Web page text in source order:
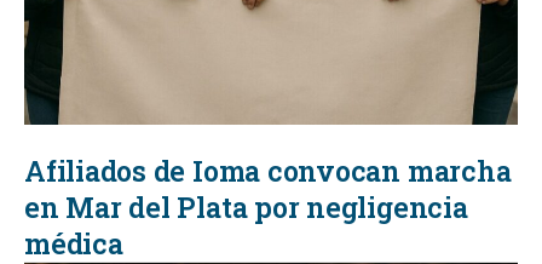
Afiliados de Ioma convocan marcha
en Mar del Plata por negligencia
médica